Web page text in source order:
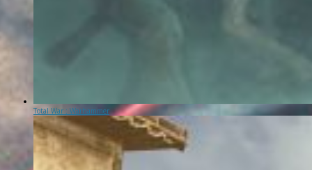
Total War : Warhammer